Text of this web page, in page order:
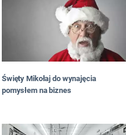
Święty Mikołaj do wynajęcia
pomysłem na biznes